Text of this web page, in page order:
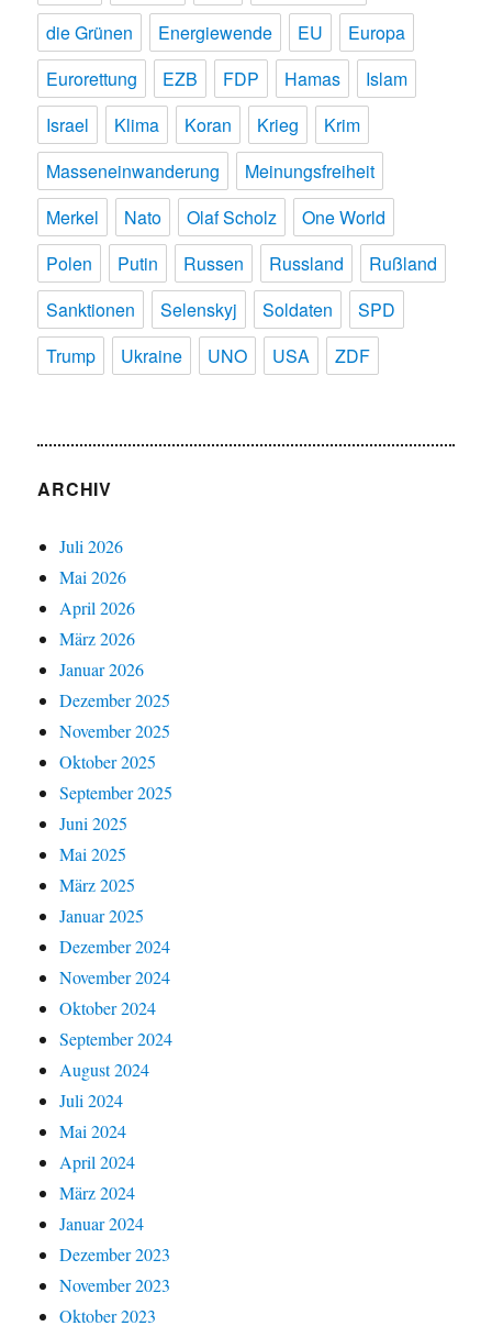
die Grünen
Energiewende EU
Europa
Eurorettung
EZB FDP Hamas
Islam
Israel
Klima Koran Krieg
Krim
Masseneinwanderung
Meinungsfreiheit
Merkel
Nato Olaf Scholz
One World
Polen
Putin Russen Russland
Rußland
Sanktionen
Selenskyj Soldaten
SPD
Trump
Ukraine UNO USA ZDF
ARCHIV
Juli 2026
Mai 2026
April 2026
März 2026
Januar 2026
Dezember 2025
November 2025
Oktober 2025
September 2025
Juni 2025
Mai 2025
März 2025
Januar 2025
Dezember 2024
November 2024
Oktober 2024
September 2024
August 2024
Juli 2024
Mai 2024
April 2024
März 2024
Januar 2024
Dezember 2023
November 2023
Oktober 2023